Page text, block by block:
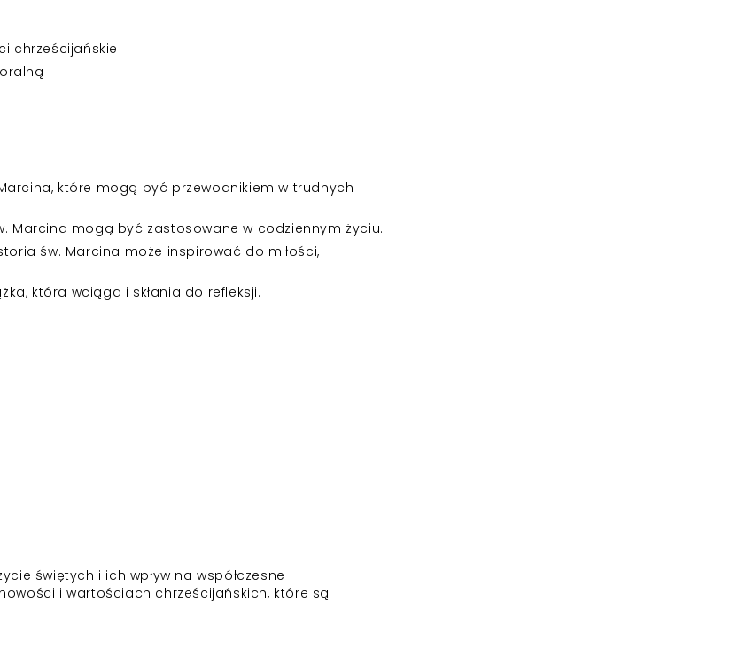
chrześcijańskie
które mogą być przewodnikiem w trudnych
Marcina mogą być zastosowane w codziennym życiu.
św. Marcina może inspirować do miłości,
która wciąga i skłania do refleksji.
świętych i ich wpływ na współczesne
i wartościach chrześcijańskich, które są